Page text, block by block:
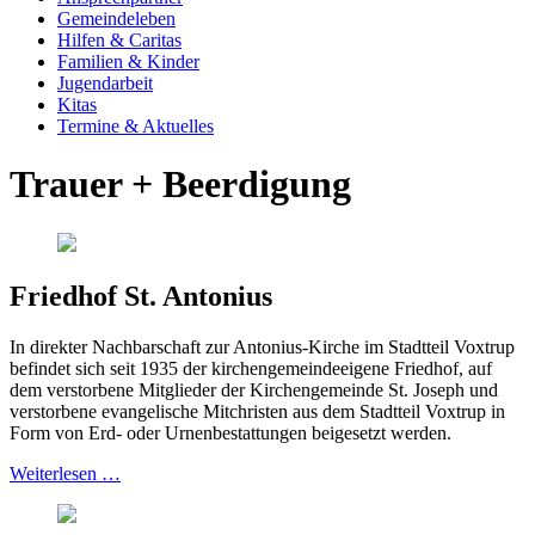
Gemeinde­leben
Hilfen & Caritas
Familien & Kinder
Jugend­arbeit
Kitas
Termine & Aktuelles
Trauer + Beerdigung
Friedhof St. Antonius
In direkter Nachbarschaft zur Antonius-Kirche im Stadtteil Voxtrup
befindet sich seit 1935 der kirchengemeindeeigene Friedhof, auf
dem verstorbene Mitglieder der Kirchengemeinde St. Joseph und
verstorbene evangelische Mitchristen aus dem Stadtteil Voxtrup in
Form von Erd- oder Urnenbestattungen beigesetzt werden.
Weiterlesen …